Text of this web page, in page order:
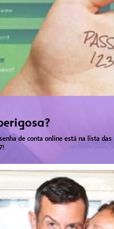
de conta online está na lista das